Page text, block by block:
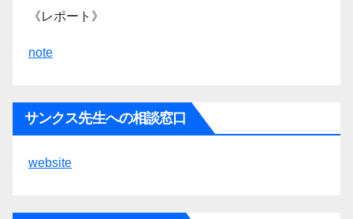
《レポート》
note
サンクス先生への相談窓口
website